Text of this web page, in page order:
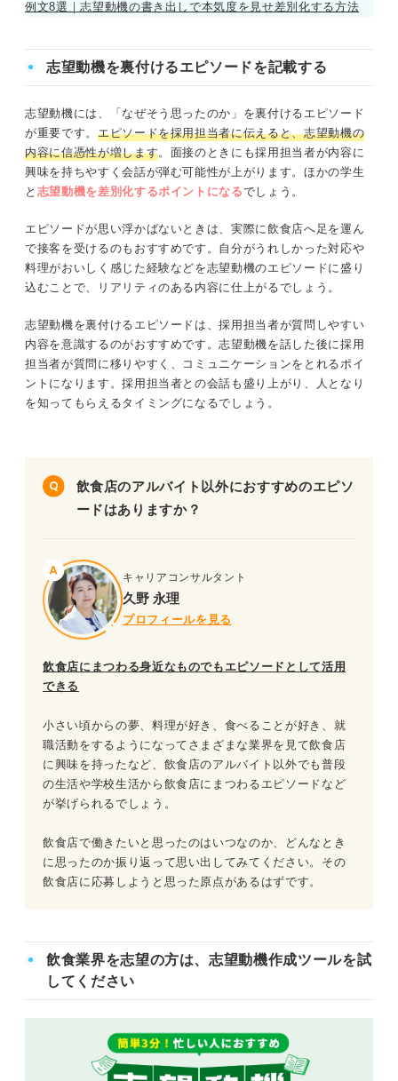
例文8選｜志望動機の書き出しで本気度を見せ差別化する方法
志望動機を裏付けるエピソードを記載する
志望動機には、「なぜそう思ったのか」を裏付けるエピソード
が重要です。 エピソードを採用担当者に伝えると、志望動機の
内容に信憑性が増します。面接のときにも採用担当者が内容に
興味を持ちやすく会話が弾む可能性が上がります。ほかの学生
と 志望動機を差別化するポイント になるでしょう。
エピソードが思い浮かばないときは、実際に飲食店へ足を運ん
で接客を受けるのもおすすめです。自分がうれしかった対応や
料理がおいしく感じた経験などを志望動機のエピソードに盛り
込むことで、リアリティのある内容に仕上がるでしょう。
志望動機を裏付けるエピソードは、採用担当者が質問しやすい
内容を意識するのがおすすめです。志望動機を話した後に採用
担当者が質問に移りやすく、コミュニケーションをとれるポイ
ントになります。採用担当者との会話も盛り上がり、人となり
を知ってもらえるタイミングになるでしょう。
飲食店のアルバイト以外におすすめのエピソ
ードはありますか？
キャリアコンサルタント
久野 永理
プロフィールを見る
飲食店にまつわる身近なものでもエピソードとして活用
できる
小さい頃からの夢、料理が好き、食べることが好き、就
職活動をするようになってさまざまな業界を見て飲食店
に興味を持ったなど、飲食店のアルバイト以外でも普段
の生活や学校生活から飲食店にまつわるエピソードなど
が挙げられるでしょう。
飲食店で働きたいと思ったのはいつなのか、どんなとき
に思ったのか振り返って思い出してみてください。その
飲食店に応募しようと思った原点があるはずです。
飲食業界を志望の方は、志望動機作成ツールを試
してください